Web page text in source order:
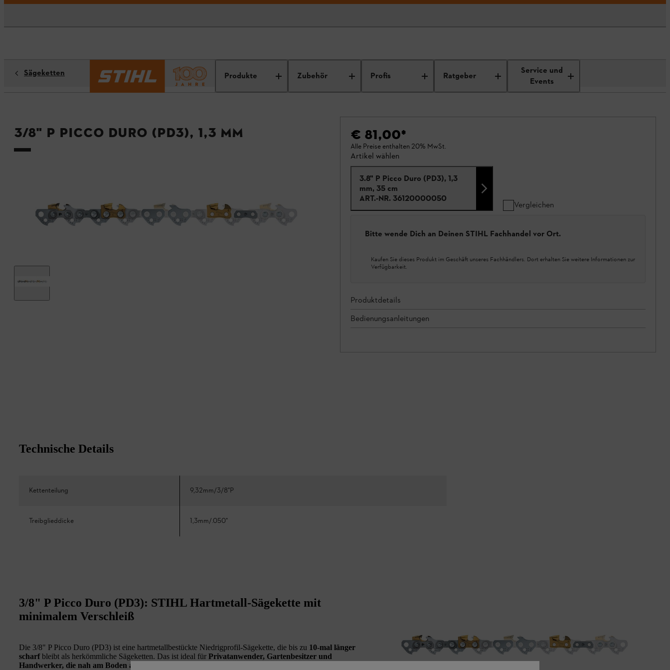
Produkte Zubehör Profis Ratgeber
Service und
Events
Sägeketten
3/8" P Picco Duro (PD3), 1,3 mm € 81,00*
Alle Preise enthalten 20% MwSt.
Artikel wählen
3.8" P Picco Duro (PD3), 1,3
mm, 35 cm
ART.-NR. 36120000050
Vergleichen
Bitte wende Dich an Deinen STIHL Fachhandel vor Ort.
Kaufen Sie dieses Produkt im Geschäft unseres Fachhändlers. Dort erhalten Sie weitere Informationen zur
Verfügbarkeit.
Produktdetails
Bedienungsanleitungen
Technische Details
Kettenteilung 9,32mm/3/8"P
Treibglieddicke 1,3mm/.050"
3/8" P Picco Duro (PD3): STIHL Hartmetall-Sägekette mit
minimalem Verschleiß
Die 3/8" P Picco Duro (PD3) ist eine hartmetallbestückte Niedrigprofil-Sägekette, die bis zu 10-mal länger
scharfbleibt als herkömmliche Sägeketten. Das ist ideal für Privatanwender, Gartenbesitzer und
Handwerker, die nah am Boden arbeiten oder verschmutztes Holz sägen